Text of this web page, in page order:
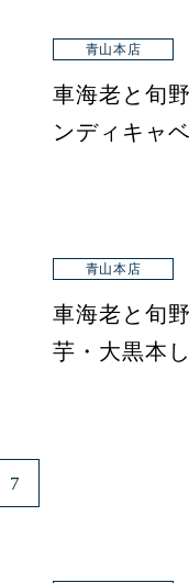
青山本店
車海老と旬
ンディキャ
青山本店
車海老と旬
芋・大黒本
7